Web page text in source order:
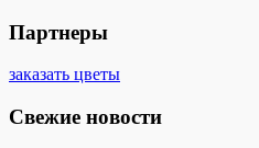
Партнеры
заказать цветы
Свежие новости